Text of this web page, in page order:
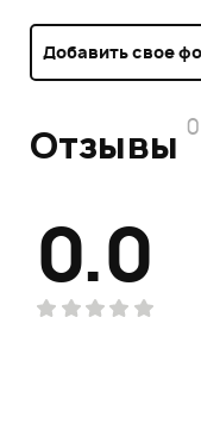
Добавить свое
Отзывы 0
0.0